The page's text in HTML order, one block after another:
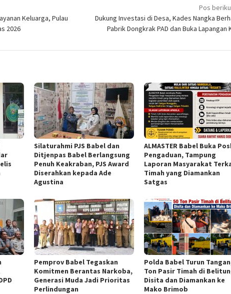
Keluarga, Pulau
2026
Pos
Dukung Investasi di Desa, Kades Nangka
Pabrik Dongkrak PAD dan Buka Lapangan
Silaturahmi PJS Babel dan
Ditjenpas Babel Berlangsung
Penuh Keakraban, PJS Award
Diserahkan kepada Ade
Agustina
ALMASTER Babel Buka
Pengaduan, Tampung
Laporan Masyarakat
Timah yang Diamankan
Satgas
Pemprov Babel Tegaskan
Komitmen Berantas Narkoba,
Generasi Muda Jadi Prioritas
Perlindungan
Polda Babel Turun
Ton Pasir Timah di
Disita dan Diamankan ke
Mako Brimob